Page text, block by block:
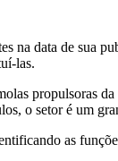
data de sua
las.
propulsoras
o setor é um
as